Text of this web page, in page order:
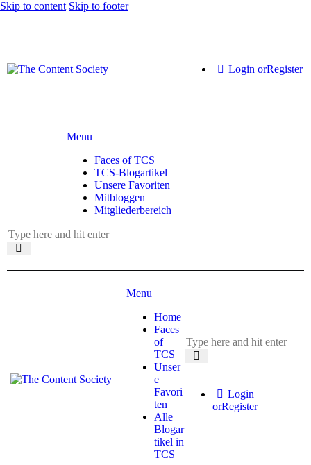
Skip to content Skip to footer
Login orRegister
Menu
Faces of TCS
TCS-Blogartikel
Unsere Favoriten
Mitbloggen
Mitgliederbereich
Menu
Home
Faces
of
TCS
Unser
e
Favori
ten
Alle
Blogar
tikel in
TCS
Login
orRegister